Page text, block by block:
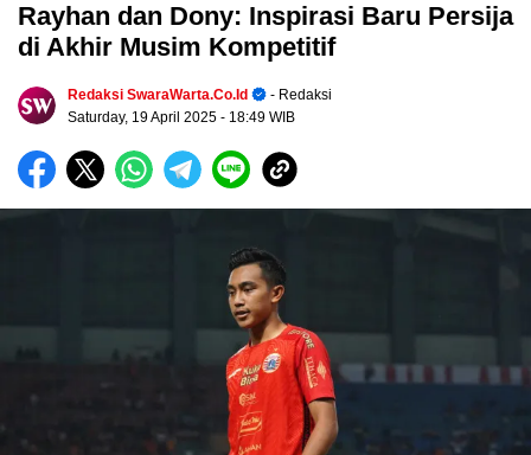
Rayhan dan Dony: Inspirasi Baru Persija
di Akhir Musim Kompetitif
Redaksi SwaraWarta.co.id
- Redaksi
Saturday, 19 April 2025 - 18:49 WIB